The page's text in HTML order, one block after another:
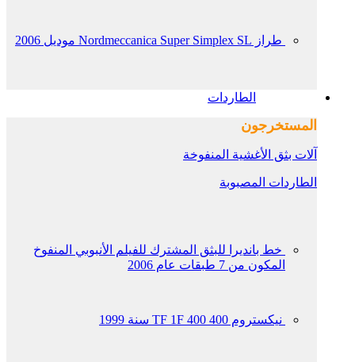
طراز Nordmeccanica Super Simplex SL موديل 2006
الطاردات
المستخرجون
آلات بثق الأغشية المنفوخة
الطاردات المصبوبة
خط بانديرا للبثق المشترك للفيلم الأنبوبي المنفوخ
المكون من 7 طبقات عام 2006
نيكستروم TF 1F 400 400 سنة 1999